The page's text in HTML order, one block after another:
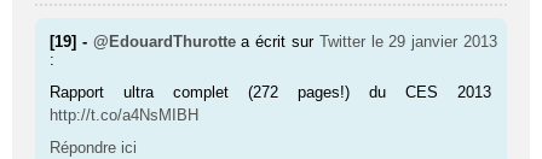
[19] - @EdouardThurotte a écrit sur Twitter le 29 janvier 2013
:
Rapport ultra complet (272 pages!) du CES 2013
http://t.co/a4NsMIBH
Répondre ici